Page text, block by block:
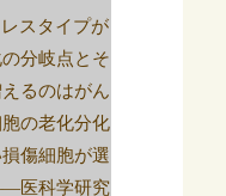
スタイプが
分岐点とそ
るのはがん
の老化分化
傷細胞が選
医科学研究